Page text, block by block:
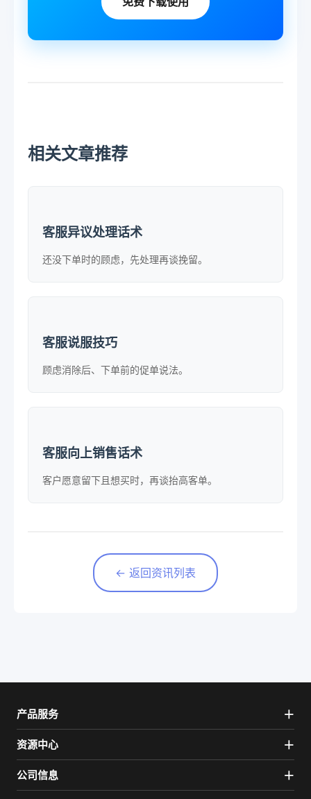
相关文章推荐
客服异议处理话术
还没下单时的顾虑，先处理再谈挽留。
客服说服技巧
顾虑消除后、下单前的促单说法。
客服向上销售话术
客户愿意留下且想买时，再谈抬高客单。
← 返回资讯列表
产品服务
资源中心
公司信息